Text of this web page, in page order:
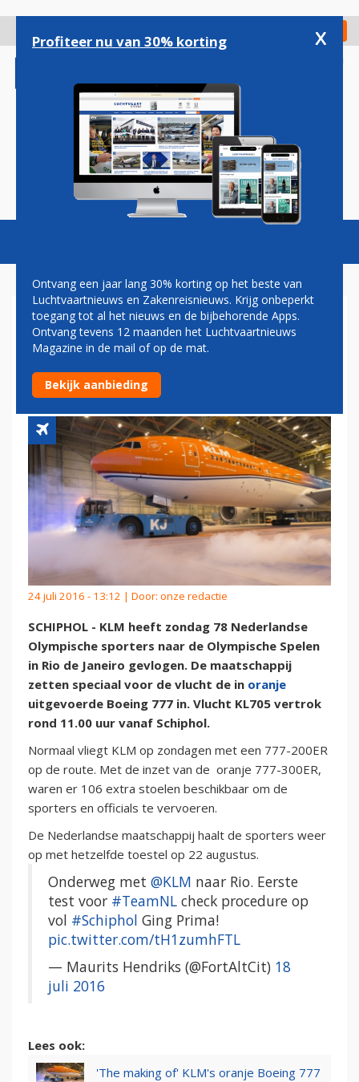
gaan
Check in
Magazine Podcasts Vacatures
OLYMPISCHE SPORTERS
VERTROKKEN NAAR RIO MET
ORANJE KLM BOEING
24 juli 2016 - 13:12 | Door: onze redactie
SCHIPHOL - KLM heeft zondag 78 Nederlandse
Olympische sporters naar de Olympische Spelen
in Rio de Janeiro gevlogen. De maatschappij
zetten speciaal voor de vlucht de in oranje
uitgevoerde Boeing 777 in. Vlucht KL705 vertrok
rond 11.00 uur vanaf Schiphol.
Normaal vliegt KLM op zondagen met een 777-200ER
op de route. Met de inzet van de oranje 777-300ER,
waren er 106 extra stoelen beschikbaar om de
sporters en officials te vervoeren.
De Nederlandse maatschappij haalt de sporters weer
op met hetzelfde toestel op 22 augustus.
Onderweg met @KLM naar Rio. Eerste
test voor #TeamNL check procedure op
vol #Schiphol Ging Prima!
pic.twitter.com/tH1zumhFTL
— Maurits Hendriks (@FortAltCit) 18
juli 2016
Lees ook:
'The making of' KLM's oranje Boeing 777
Profiteer nu van 30% korting x
Ontvang een jaar lang 30% korting op het beste van
Luchtvaartnieuws en Zakenreisnieuws. Krijg onbeperkt
toegang tot al het nieuws en de bijbehorende Apps.
Ontvang tevens 12 maanden het Luchtvaartnieuws
Magazine in de mail of op de mat.
Bekijk aanbieding